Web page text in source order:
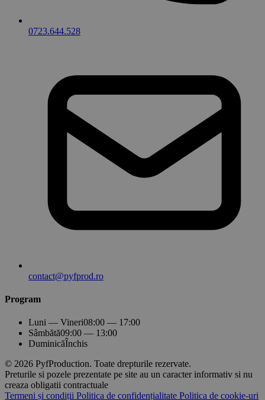
0723.644.528
contact@pyfprod.ro
Program
Luni — Vineri08:00 — 17:00
Sâmbătă09:00 — 13:00
DuminicăÎnchis
© 2026 PyfProduction. Toate drepturile rezervate.
Preturile si pozele prezentate pe site au un caracter informativ si nu
creaza obligatii contractuale
Termeni și condiții Politica de confidențialitate Politica de cookie-uri